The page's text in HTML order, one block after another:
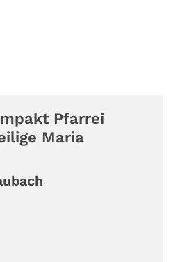
Pfarrei
Maria